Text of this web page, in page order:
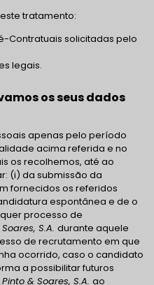
tratamento:
Contratuais solicitadas pelo
legais.
os seus dados
apenas pelo período
acima referida e no
os recolhemos, até ao
(i) da submissão da
fornecidos os referidos
espontânea e de o
processo de
S.A. durante aquele
de recrutamento em que
ocorrido, caso o candidato
a possibilitar futuros
& Soares, S.A. ao